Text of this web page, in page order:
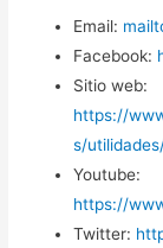
Email:
Facebook:
Sitio web:
https://
s/
Youtube:
https://
Twitter: